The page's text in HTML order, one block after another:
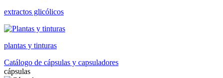
extractos glicólicos
plantas y tinturas
Catálogo de cápsulas y capsuladores
cápsulas